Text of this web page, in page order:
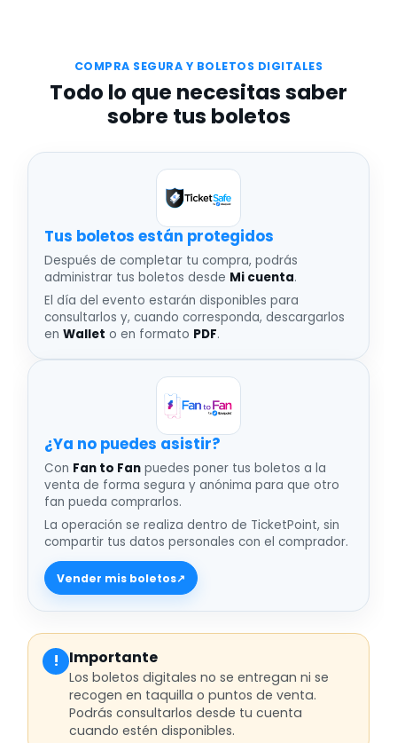
COMPRA SEGURA Y BOLETOS DIGITALES
Todo lo que necesitas saber
sobre tus boletos
Tus boletos están protegidos
Después de completar tu compra, podrás
administrar tus boletos desde Mi cuenta.
El día del evento estarán disponibles para
consultarlos y, cuando corresponda, descargarlos
en Wallet o en formato PDF.
¿Ya no puedes asistir
Con Fan to Fan puedes poner tus boletos a la
venta de forma segura y anónima para que otro
fan pueda comprarlos.
La operación se realiza dentro de TicketPoint, sin
compartir tus datos personales con el comprador.
Vender mis boletos↗
! Importante
Los boletos digitales no se entregan ni se
recogen en taquilla o puntos de venta.
Podrás consultarlos desde tu cuenta
cuando estén disponibles.